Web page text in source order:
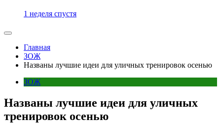
1 неделя спустя
Главная
ЗОЖ
Названы лучшие идеи для уличных тренировок осенью
ЗОЖ
Названы лучшие идеи для уличных
тренировок осенью